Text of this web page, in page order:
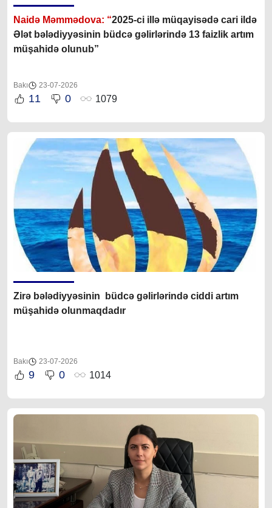
Naidə Məmmədova: “2025-ci illə müqayisədə cari ildə
Ələt bələdiyyəsinin büdcə gəlirlərində 13 faizlik artım
müşahidə olunub”
Bakı 23-07-2026
11 0 1079
Zirə bələdiyyəsinin büdcə gəlirlərində ciddi artım
müşahidə olunmaqdadır
Bakı 23-07-2026
9 0 1014